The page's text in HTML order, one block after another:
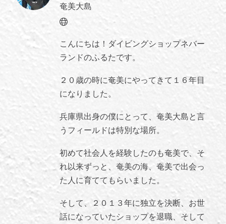
奄美大島
Website
こんにちは！ダイビングショップネバー
ランドのふるたです。
２０歳の時に奄美にやってきて１６年目
になりました。
兵庫県出身の僕にとって、奄美大島と言
うフィールドは特別な場所。
初めて社会人を経験したのも奄美で、そ
れ以来ずっと、奄美の海、奄美で出会っ
た人に育ててもらいました。
そして、２０１３年に独立を決断、お世
話になっていたショップを退職、そして